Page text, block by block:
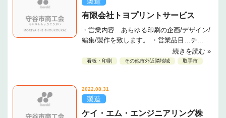
有限会社トヨプリントサービス
・営業内容…あらゆる印刷の企画/デザイン/
編集/製作を致します。 ・営業品目…チ...
続きを読む »
看板・印刷 その他市外近隣地域 取手市
2022.08.31
製造
ケイ・エム・エンジニアリング株